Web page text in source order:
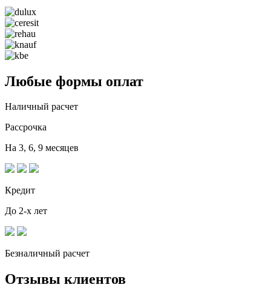
Любые формы оплат
Наличный расчет
Рассрочка
На 3, 6, 9 месяцев
Кредит
До 2-х лет
Безналичный расчет
Отзывы клиентов